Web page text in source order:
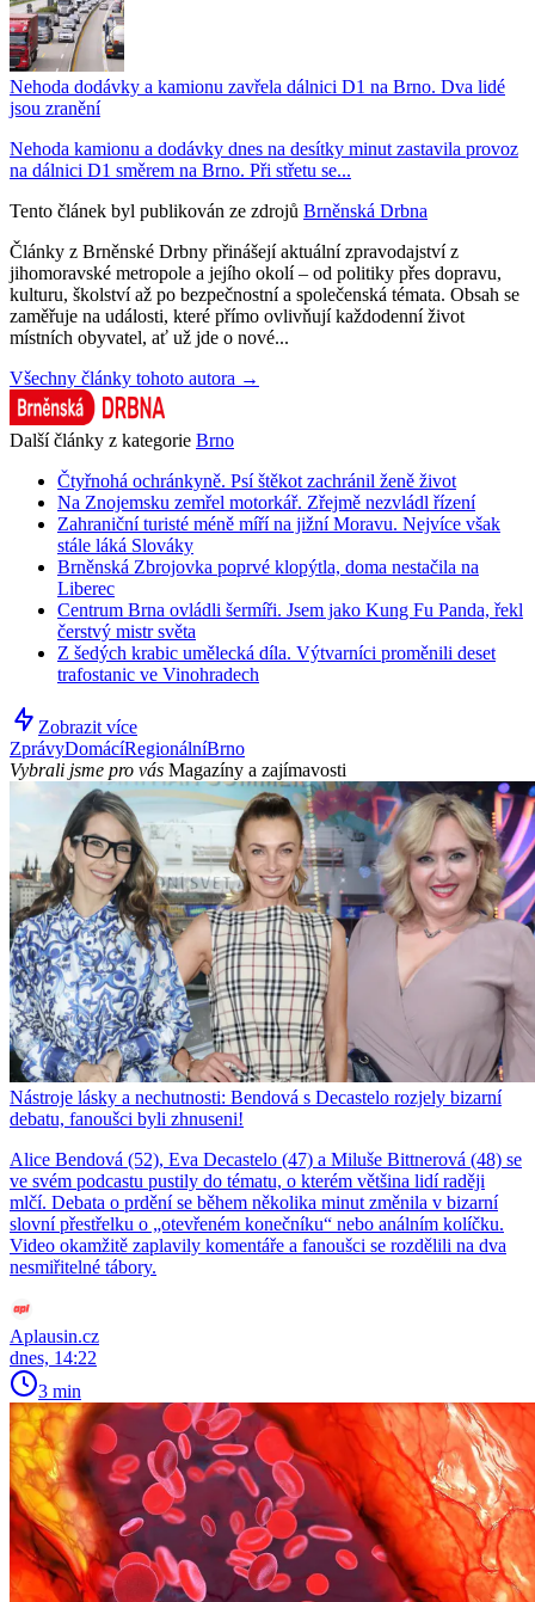
Nehoda dodávky a kamionu zavřela dálnici D1 na Brno. Dva lidé
jsou zranění
Nehoda kamionu a dodávky dnes na desítky minut zastavila provoz
na dálnici D1 směrem na Brno. Při střetu se...
Tento článek byl publikován ze zdrojů Brněnská Drbna
Články z Brněnské Drbny přinášejí aktuální zpravodajství z
jihomoravské metropole a jejího okolí – od politiky přes dopravu,
kulturu, školství až po bezpečnostní a společenská témata. Obsah se
zaměřuje na události, které přímo ovlivňují každodenní život
místních obyvatel, ať už jde o nové...
Všechny články tohoto autora →
Další články z kategorie Brno
Čtyřnohá ochránkyně. Psí štěkot zachránil ženě život
Na Znojemsku zemřel motorkář. Zřejmě nezvládl řízení
Zahraniční turisté méně míří na jižní Moravu. Nejvíce však
stále láká Slováky
Brněnská Zbrojovka poprvé klopýtla, doma nestačila na
Liberec
Centrum Brna ovládli šermíři. Jsem jako Kung Fu Panda, řekl
čerstvý mistr světa
Z šedých krabic umělecká díla. Výtvarníci proměnili deset
trafostanic ve Vinohradech
Zobrazit více
ZprávyDomácíRegionálníBrno
Vybrali jsme pro vás Magazíny a zajímavosti
Nástroje lásky a nechutnosti: Bendová s Decastelo rozjely bizarní
debatu, fanoušci byli zhnuseni!
Alice Bendová (52), Eva Decastelo (47) a Miluše Bittnerová (48) se
ve svém podcastu pustily do tématu, o kterém většina lidí raději
mlčí. Debata o prdění se během několika minut změnila v bizarní
slovní přestřelku o „otevřeném konečníku“ nebo análním kolíčku.
Video okamžitě zaplavily komentáře a fanoušci se rozdělili na dva
nesmiřitelné tábory.
Aplausin.cz
dnes, 14:22
3 min